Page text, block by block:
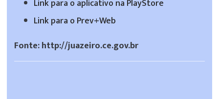
Link para o aplicativo na PlayStore
Link para o Prev+Web
Fonte: http://juazeiro.ce.gov.br